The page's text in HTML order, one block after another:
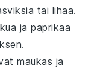
tai lihaa.
japaprikaa
maukas ja